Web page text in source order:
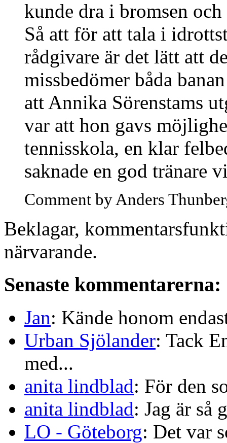
kunde dra i bromsen
Så att för att tala i
rådgivare är det lätt att
missbedömer båda
att Annika Sörenstams
var att hon gavs
tennisskola, en klar
saknade en god tränare
Comment by Anders
Beklagar,
närvarande.
Senaste kommentarerna:
Jan: Kände honom
Urban Sjölander: Tack
med...
anita lindblad: För den
anita lindblad: Jag är så
LO - Göteborg: Det var